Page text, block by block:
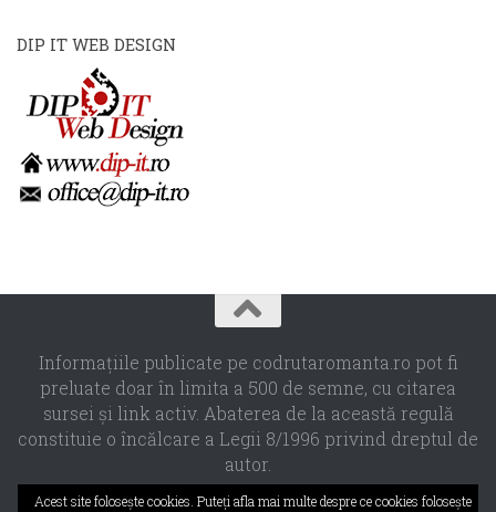
DIP IT WEB DESIGN
Informaţiile publicate pe codrutaromanta.ro pot fi
preluate doar în limita a 500 de semne, cu citarea
sursei şi link activ. Abaterea de la această regulă
constituie o încălcare a Legii 8/1996 privind dreptul de
autor.
Propulsat de - Designed with theHueman theme
Acest site foloseşte cookies. Puteţi afla mai multe despre ce cookies foloseşte